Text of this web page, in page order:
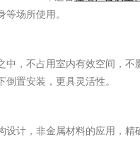
等场所使用。
中，不占用室内有效空间，不
倒置安装，更具灵活性。
设计，非金属材料的应用，精